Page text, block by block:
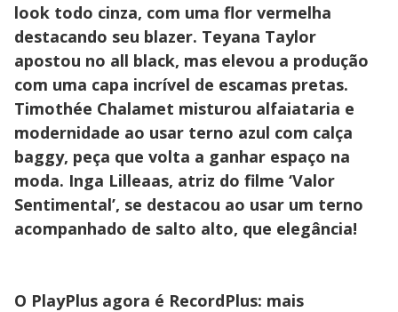
look todo cinza, com uma flor vermelha
destacando seu blazer. Teyana Taylor
apostou no all black, mas elevou a produção
com uma capa incrível de escamas pretas.
Timothée Chalamet misturou alfaiataria e
modernidade ao usar terno azul com calça
baggy, peça que volta a ganhar espaço na
moda. Inga Lilleaas, atriz do filme ‘Valor
Sentimental’, se destacou ao usar um terno
acompanhado de salto alto, que elegância!
O PlayPlus agora é RecordPlus: mais